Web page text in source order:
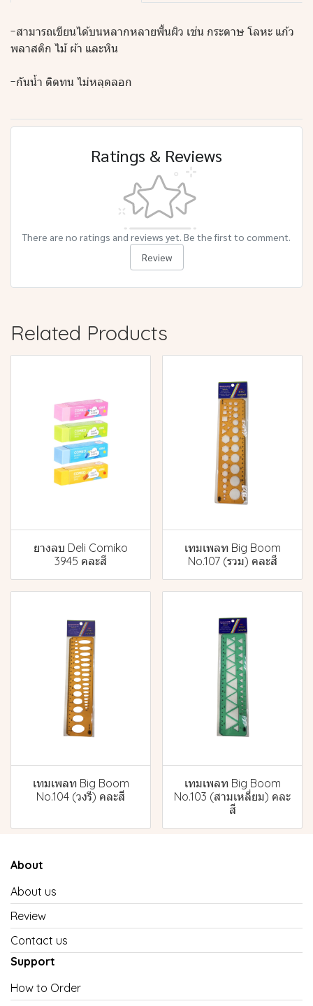
-สามารถเขียนได้บนหลากหลายพื้นผิว เช่น กระดาษ โลหะ แก้ว
พลาสติก ไม้ ผ้า และหิน
-กันน้ำ ติดทน ไม่หลุดลอก
Ratings & Reviews
There are no ratings and reviews yet. Be the first to comment.
Review
Related Products
ยางลบ Deli Comiko
3945 คละสี
เทมเพลท Big Boom
No.107 (รวม) คละสี
เทมเพลท Big Boom
No.104 (วงรี) คละสี
เทมเพลท Big Boom
No.103 (สามเหลี่ยม) คละ
สี
About
About us
Review
Contact us
Support
How to Order